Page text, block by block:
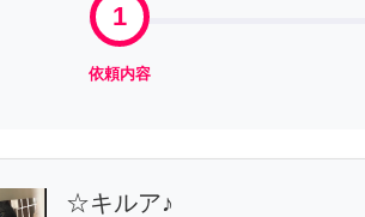
1
依頼内容
☆キルア♪